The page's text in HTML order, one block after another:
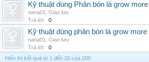
Kỹ thuật dùng Phân bón lá grow
nana01
Giao lưu
Trả lời:
0
Kỹ thuật dùng phân bón lá grow
nana01
Giao lưu
Trả lời:
0
Hiển thị kết quả từ 1 đến 20 của 200